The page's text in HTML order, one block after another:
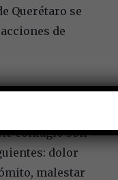
Querétaro se
de
contagio son
dolor
malestar